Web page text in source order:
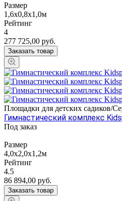
Размер
1,6х0,8х1,0м
Рейтинг
4
277 725,00 руб.
Заказать товар
Площадки для детских садиков/
Гимнастический комплекс
Под заказ
Размер
4,0х2,0х1,2м
Рейтинг
4.5
86 894,00 руб.
Заказать товар